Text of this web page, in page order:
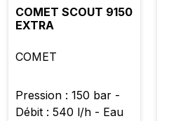
COMET SCOUT 9150
EXTRA
COMET
Pression : 150 bar -
Débit : 540 l/h - Eau